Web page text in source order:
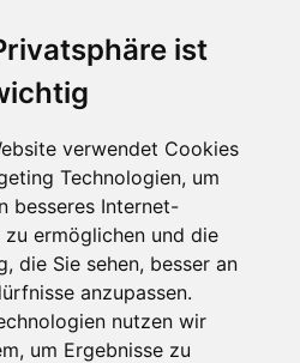
ist
verwendet Cookies
Technologien, um
besseres Internet-
zu ermöglichen und die
die Sie sehen, besser an
anzupassen.
nutzen wir
um Ergebnisse zu
Vaterstetten
Blutenburg